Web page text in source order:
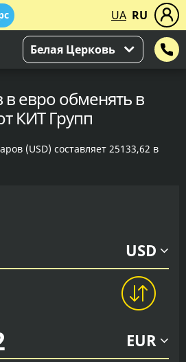
UA RU
Белая Церковь
в евро обменять в
КИТ Групп
(USD) составляет 25133,62 в
USD
EUR